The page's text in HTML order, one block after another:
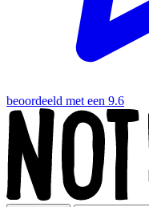
beoordeeld met een 9.6